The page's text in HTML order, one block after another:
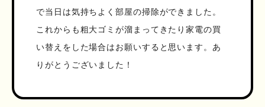
で当日は気持ちよく部屋の掃除ができました。
これからも粗大ゴミが溜まってきたり家電の買
い替えをした場合はお願いすると思います。あ
りがとうございました！